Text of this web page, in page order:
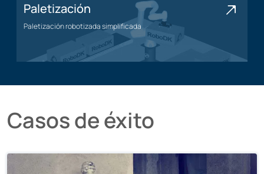
Paletización
Paletización robotizada simplificada
Aplicación de paletización
Casos de éxito